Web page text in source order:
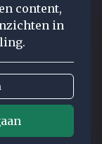
content,
in